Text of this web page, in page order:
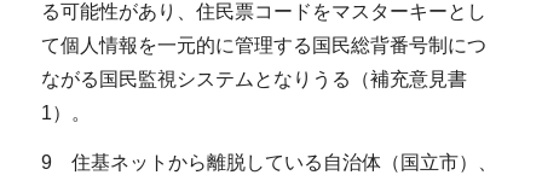
る可能性があり、住民票コードをマスターキーとし
て個人情報を一元的に管理する国民総背番号制につ
ながる国民監視システムとなりうる（補充意見書
1）。
9 住基ネットから離脱している自治体（国立市）、